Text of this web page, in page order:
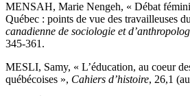
MENSAH, Marie Nengeh, « Débat
Québec : points de vue des travailleuses
canadienne de sociologie et
345-361.
MESLI, Samy, « L’éducation, au coeur
québécoises », Cahiers d’histoire, 26,1